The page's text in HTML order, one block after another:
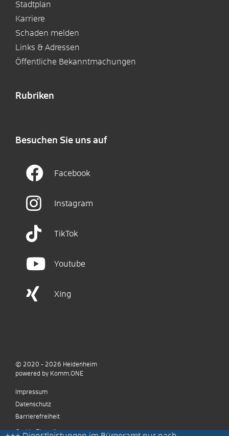
Stadtplan
Karriere
Schaden melden
Links & Adressen
Öffentliche Bekanntmachungen
Rubriken
Besuchen Sie uns auf
Facebook
Instagram
TikTok
Youtube
Xing
© 2020 - 2026 Heidenheim
powered by Komm.ONE
Impressum
Datenschutz
Barrierefreiheit
Cookie Einstellungen